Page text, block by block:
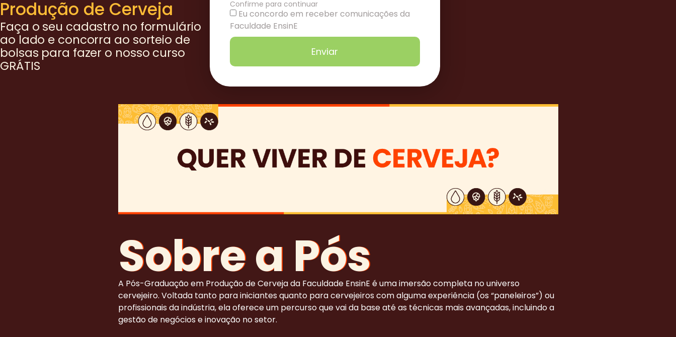
Confirme para continuar
Eu concordo em receber comunicações da
Faculdade EnsinE
Enviar
Produção de Cerveja
Faça o seu cadastro no formulário
ao lado e concorra ao sorteio de
bolsas para fazer o nosso curso
GRÁTIS
Sobre a Pós
A Pós-Graduação em Produção de Cerveja da Faculdade EnsinE é uma imersão completa no universo
cervejeiro. Voltada tanto para iniciantes quanto para cervejeiros com alguma experiência (os “paneleiros”) ou
profissionais da indústria, ela oferece um percurso que vai da base até as técnicas mais avançadas, incluindo a
gestão de negócios e inovação no setor.